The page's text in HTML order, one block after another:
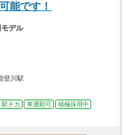
能です！
モデル
登川駅
駅チカ 車通勤可
積極採用中